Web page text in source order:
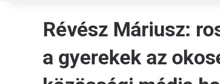
Révész Máriusz:
a gyerekek az